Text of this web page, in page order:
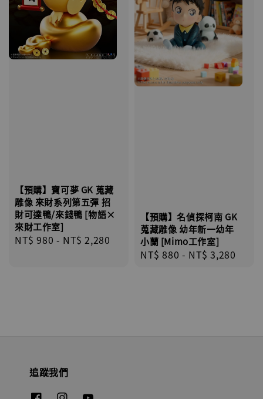
【預購】寶可夢 GK 蒐藏
雕像 來財系列第五彈 招
財可達鴨/來錢鴨 [物語×
來財工作室]
Regular
NT$ 980 - NT$ 2,280
【預購】名偵探柯南 GK
蒐藏雕像 幼年新一幼年
小蘭 [Mimo工作室]
Regular
NT$ 880 - NT$ 3,280
追蹤我們